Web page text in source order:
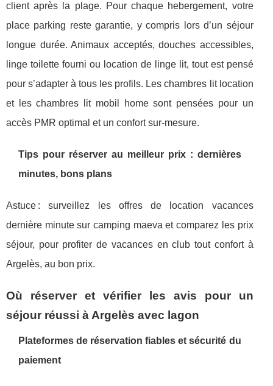
client après la plage. Pour chaque hebergement, votre
place parking reste garantie, y compris lors d’un séjour
longue durée. Animaux acceptés, douches accessibles,
linge toilette fourni ou location de linge lit, tout est pensé
pour s’adapter à tous les profils. Les chambres lit location
et les chambres lit mobil home sont pensées pour un
accès PMR optimal et un confort sur-mesure.
Tips pour réserver au meilleur prix : dernières
minutes, bons plans
Astuce : surveillez les offres de location vacances
dernière minute sur camping maeva et comparez les prix
séjour, pour profiter de vacances en club tout confort à
Argelès, au bon prix.
Où réserver et vérifier les avis pour un
séjour réussi à Argelès avec lagon
Plateformes de réservation fiables et sécurité du
paiement